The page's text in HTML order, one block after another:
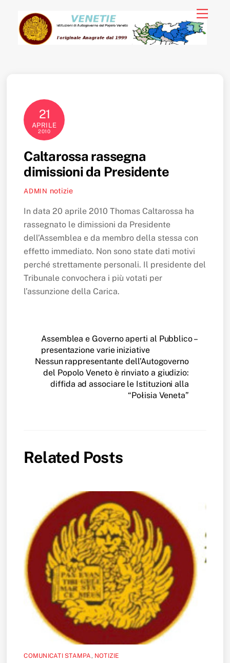
content
Menu
21
APRILE
2010
Caltarossa rassegna
dimissioni da Presidente
ADMIN notizie
In data 20 aprile 2010 Thomas Caltarossa ha
rassegnato le dimissioni da Presidente
dell’Assemblea e da membro della stessa con
effetto immediato. Non sono state dati motivi
perché strettamente personali. Il presidente del
Tribunale convochera i più votati per
l’assunzione della Carica.
Assemblea e Governo aperti al Pubblico –
presentazione varie iniziative
Nessun rappresentante dell’Autogoverno
del Popolo Veneto è rinviato a giudizio:
diffida ad associare le Istituzioni alla
“Połisia Veneta”
Related Posts
COMUNICATI STAMPA , NOTIZIE